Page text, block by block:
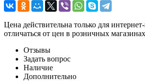
Цена действительна только для
отличаться от цен в розничных магазинах
Отзывы
Задать вопрос
Наличие
Дополнительно